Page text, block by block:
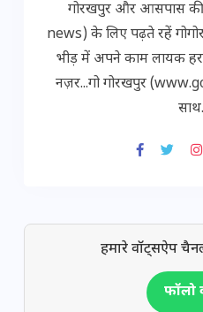
गोरखपुर और आसपास
news) के लिए पढ़ते रहें
भीड़ में अपने काम लायक
नज़र...गो गोरखपुर
साथ.
हमारे वॉट्सऐप
फॉलो